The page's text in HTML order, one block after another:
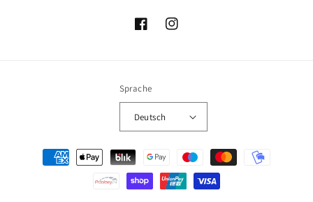
FacebookInstagram
Sprache
Deutsch
Zahlungsmethoden